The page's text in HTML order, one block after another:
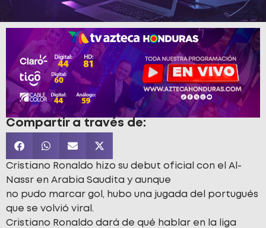
Compartir a través de:
Cristiano Ronaldo hizo su debut oficial con el Al-
Nassr en Arabia Saudita y aunque
no pudo marcar gol, hubo una jugada del portugués
que se volvió viral.
Cristiano Ronaldo dará de qué hablar en la liga